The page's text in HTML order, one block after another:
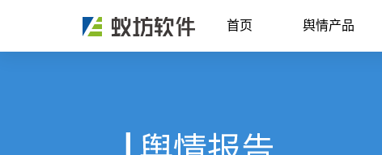
首页 舆情产品